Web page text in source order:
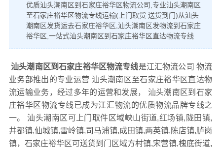
优质汕头潮南区到石家庄裕华区物流公司,专业汕头潮南区
至石家庄裕华区物流专线运输(上门取货 送货到门)从汕头
潮南区发货运去石家庄裕华区,汕头潮南区发物流到石家庄
裕华区,一站式汕头潮南区到石家庄裕华区直达物流专线
汕头潮南区到石家庄裕华区物流专线是江汇物流公司 物流
业务部推出的专业运营 汕头潮南区至石家庄裕华区直达物
流运输业务，经过多年的运营和发展， 汕头潮南区到石家
庄裕华区物流专线已成为江汇物流的优质物流品牌专线之
一。 汕头潮南区可上门取件区域峡山街道,红场镇,陇田镇,
井都镇,仙城镇,雷岭镇,司马浦镇,成田镇,两英镇,陈店镇,胪岗
镇，石家庄裕华区可送货到门区域方村镇,宋营镇,槐底街道,